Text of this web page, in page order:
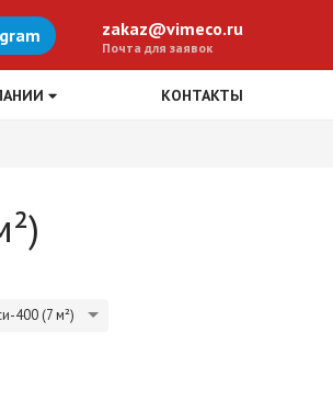
zakaz@vimeco.ru
Почта для заявок
КОНТАКТЫ
400 (7 м²)